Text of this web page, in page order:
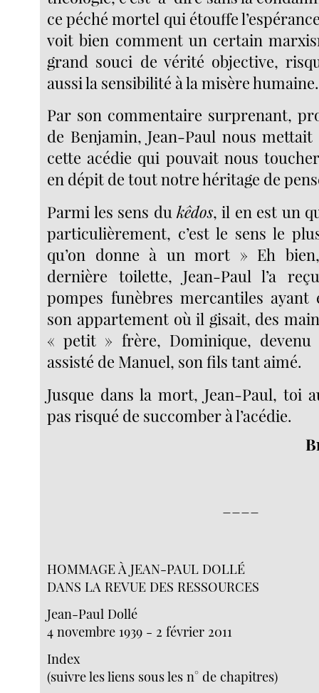
ce péché mortel qui étouffe
voit bien comment un certain
grand souci de vérité objective,
aussi la sensibilité à la misère humaine.
Par son commentaire surprenant,
de Benjamin, Jean-Paul nous
cette acédie qui pouvait nous
en dépit de tout notre héritage de
Parmi les sens du kêdos, il en est un
particulièrement, c’est le sens le
qu’on donne à un mort » Eh
dernière toilette, Jean-Paul l’a
pompes funèbres mercantiles ayant
son appartement où il gisait, des
« petit » frère, Dominique, devenu
assisté de Manuel, son fils tant aimé.
Jusque dans la mort, Jean-Paul, toi
pas risqué de succomber à l’acédie.
HOMMAGE À JEAN-PAUL DOLLÉ
DANS LA REVUE DES RESSOURCES
Jean-Paul Dollé
4 novembre 1939 - 2 février 2011
Index
(suivre les liens sous les n° de chapitres)